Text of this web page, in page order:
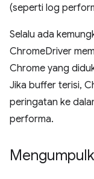
(seperti log
Selalu ada
ChromeDriver
Chrome yang
Jika buffer terisi,
peringatan ke
performa.